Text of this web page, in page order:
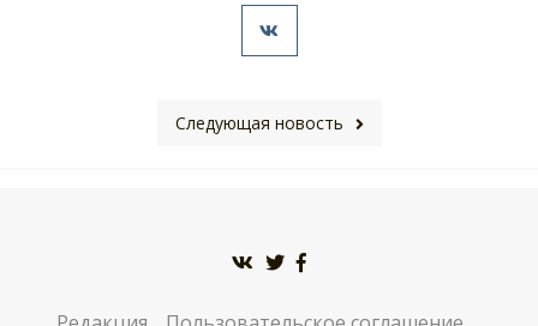
Следующая новость